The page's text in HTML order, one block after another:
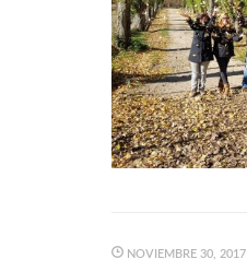
NOVIEMBRE 30, 2017